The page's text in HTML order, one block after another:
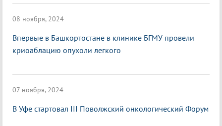
08 ноября, 2024
Впервые в Башкортостане в клинике БГМУ провели
криоаблацию опухоли легкого
07 ноября, 2024
В Уфе стартовал III Поволжский онкологический Форум